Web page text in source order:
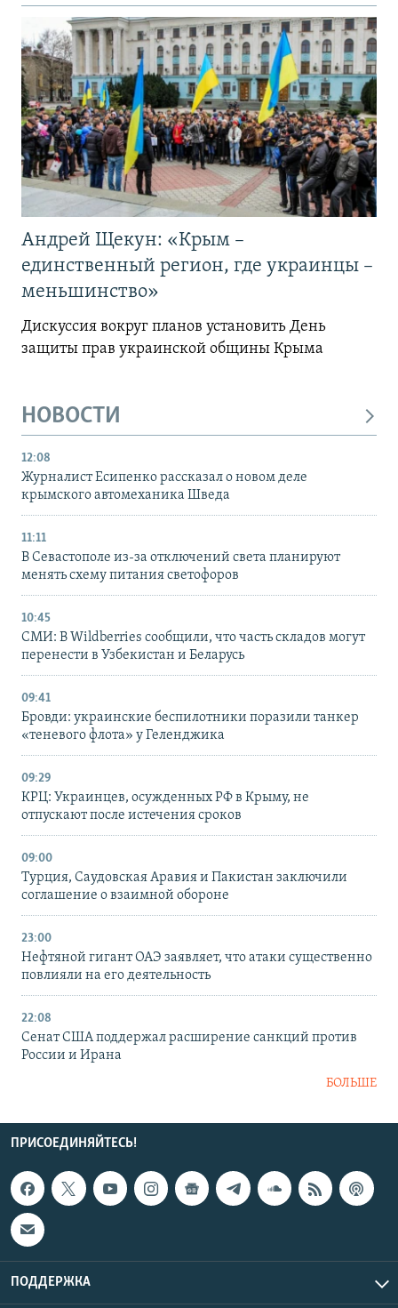
Андрей Щекун: «Крым –
единственный регион, где украинцы –
меньшинство»
Дискуссия вокруг планов установить День
защиты прав украинской общины Крыма
НОВОСТИ
12:08
Журналист Есипенко рассказал о новом деле
крымского автомеханика Шведа
11:11
В Севастополе из-за отключений света планируют
менять схему питания светофоров
10:45
СМИ: В Wildberries сообщили, что часть складов могут
перенести в Узбекистан и Беларусь
09:41
Бровди: украинские беспилотники поразили танкер
«теневого флота» у Геленджика
09:29
КРЦ: Украинцев, осужденных РФ в Крыму, не
отпускают после истечения сроков
09:00
Турция, Саудовская Аравия и Пакистан заключили
соглашение о взаимной обороне
23:00
Нефтяной гигант ОАЭ заявляет, что атаки существенно
повлияли на его деятельность
22:08
Сенат США поддержал расширение санкций против
России и Ирана
БОЛЬШЕ
ПРИСОЕДИНЯЙТЕСЬ!
ПОДДЕРЖКА